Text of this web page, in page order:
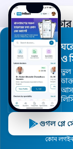
তালিকা
১২৩
১১২
ও
ভুল
গুগল প্লে
কোন লগইন/